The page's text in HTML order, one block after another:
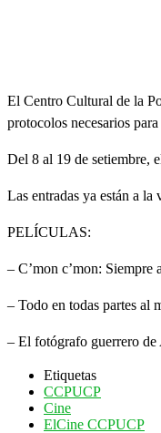
El Centro Cultural de la
protocolos necesarios
Del 8 al 19 de setiembre,
Las entradas ya están a
PELÍCULAS:
– C’mon c’mon:
– Todo en todas partes al
– El fotógrafo guerrero
Etiquetas
CCPUCP
Cine
ElCine CCPUCP